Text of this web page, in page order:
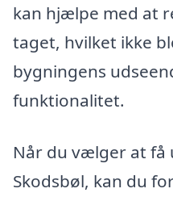
kan hjælpe med at
taget, hvilket ikke
bygningens
funktionalitet.
Når du vælger at få
Skodsbøl, kan du